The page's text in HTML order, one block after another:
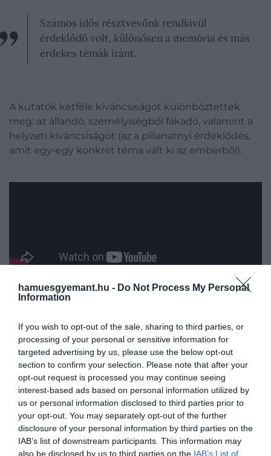
hamuesgyemant.hu - Do Not Process My Personal
Information
If you wish to opt-out of the sale, sharing to third parties, or
processing of your personal or sensitive information for
targeted advertising by us, please use the below opt-out
section to confirm your selection. Please note that after your
opt-out request is processed you may continue seeing
interest-based ads based on personal information utilized by
us or personal information disclosed to third parties prior to
your opt-out. You may separately opt-out of the further
disclosure of your personal information by third parties on the
IAB’s list of downstream participants. This information may
also be disclosed by us to third parties on the IAB’s List of
Számos idős résztvevőnk rendkívül
érdeklődő volt, különösen a memória és más
érdekes témák iránt.
A kutatók kétféle kíváncsiságot különböztettek
meg: az állandó, személyiségből fakadó, valamint a
helyzeti kíváncsiságot (az a pillanatnyi érdeklődés,
amit egy-egy konkrét téma vált ki az emberből).
Ez is érdekelhet!
Egy kutatás szerint a demencia korai
jelei a szemünk mélyén rejtőzhetnek
A tanulmányban 20 és 84 év közötti, átlagosan 44
éves résztvevők vettek részt. Az alanyok először egy
kérdőívet töltöttek ki, amely az állandó
kíváncsiságukat mérte. Ezután nehéz
kvízkérdéseket kaptak, majd arra kérték őket,